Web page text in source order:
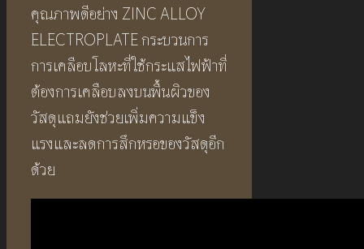
คุณภาพดีอย่าง ZINC ALLOY
ELECTROPLATE กระบวนการ
การเคลือบโลหะที่ใช้กระแสไฟฟ้าที่
ต้องการเคลือบลงบนพื้นผิวของ
วัสดุแถมยังช่วยเพิ่มความแข็ง
แรงและลดการสึกหรอของวัสดุอีก
ด้วย